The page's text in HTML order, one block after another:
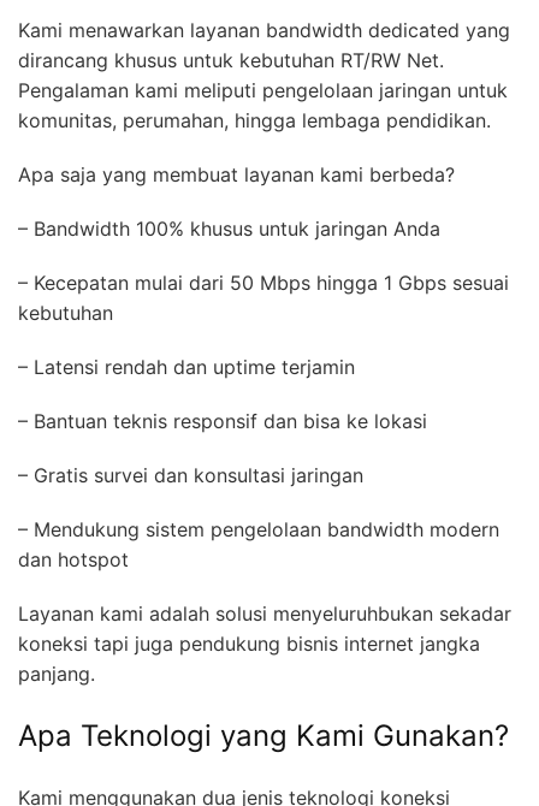
Kami menawarkan layanan bandwidth dedicated yang
dirancang khusus untuk kebutuhan RT/RW Net.
Pengalaman kami meliputi pengelolaan jaringan untuk
komunitas, perumahan, hingga lembaga pendidikan.
Apa saja yang membuat layanan kami berbeda?
– Bandwidth 100% khusus untuk jaringan Anda
– Kecepatan mulai dari 50 Mbps hingga 1 Gbps sesuai
kebutuhan
– Latensi rendah dan uptime terjamin
– Bantuan teknis responsif dan bisa ke lokasi
– Gratis survei dan konsultasi jaringan
– Mendukung sistem pengelolaan bandwidth modern
dan hotspot
Layanan kami adalah solusi menyeluruhbukan sekadar
koneksi tapi juga pendukung bisnis internet jangka
panjang.
Apa Teknologi yang Kami Gunakan?
Kami menggunakan dua jenis teknologi koneksi